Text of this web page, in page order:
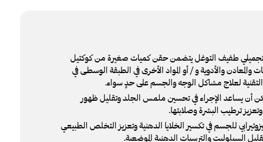
طفيف التوغل يتضمن حقن كميات صغيرة من كوكتيل
والأدوية و / أو المواد الأخرى في الطبقة الوسطى في
لعلاج مشاكل الوجه والجسم على حدٍ سواء.
أن يساعد الإجراء في تحسين ملمس الجلد وتقليل ظهور
ترطيب البشرة وصلابتها.
للجسم في تكسير الخلايا الدهنية وتعزيز التخلص الطبيعي
السيلوليت والترسبات الدهنية الموضعية.